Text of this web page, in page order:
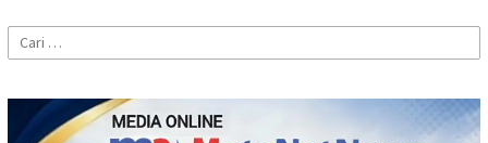
Cari
untuk: